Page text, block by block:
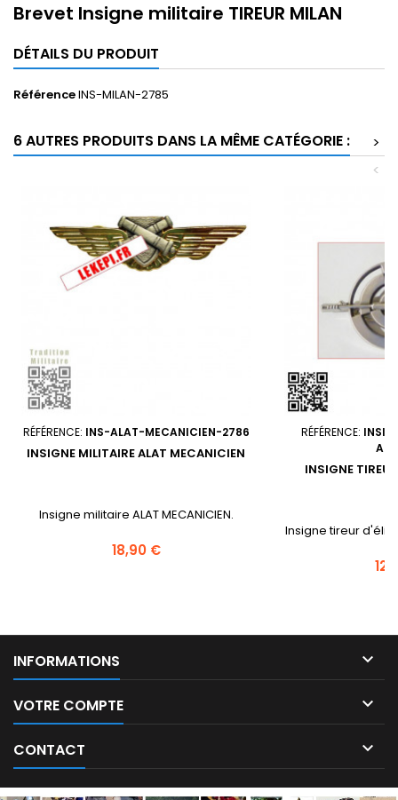
Brevet Insigne militaire TIREUR MILAN
DÉTAILS DU PRODUIT
RéférenceINS-MILAN-2785
6 AUTRES PRODUITS DANS LA MÊME CATÉGORIE :
>
<
RÉFÉRENCE: INS-ALAT-MECANICIEN-2786
INSIGNE MILITAIRE ALAT MECANICIEN
Insigne militaire ALAT MECANICIEN.
Prix
18,90 €
RÉFÉRENCE:
INSIGNE
Insigne tireur
Prix
INFORMATIONS 
VOTRE COMPTE 
CONTACT 